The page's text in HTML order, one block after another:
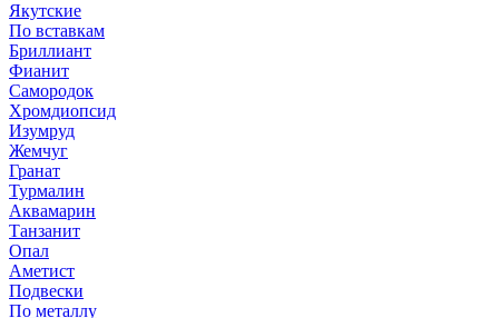
Якутские
По вставкам
Бриллиант
Фианит
Самородок
Хромдиопсид
Изумруд
Жемчуг
Гранат
Турмалин
Аквамарин
Танзанит
Опал
Аметист
Подвески
По металлу